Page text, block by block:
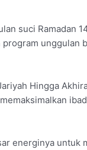
suci Ramadan
unggulan
Hingga
energinya untuk